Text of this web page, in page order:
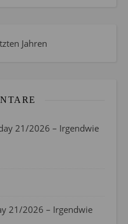
Jahren
21/2026 – Irgendwie
21/2026 – Irgendwie